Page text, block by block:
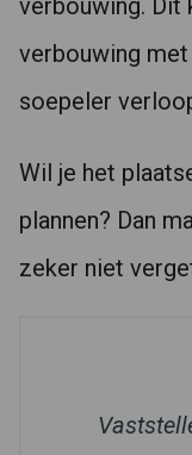
verbouwing. Dit
verbouwing
soepeler
Wil je het
plannen? Dan
zeker niet